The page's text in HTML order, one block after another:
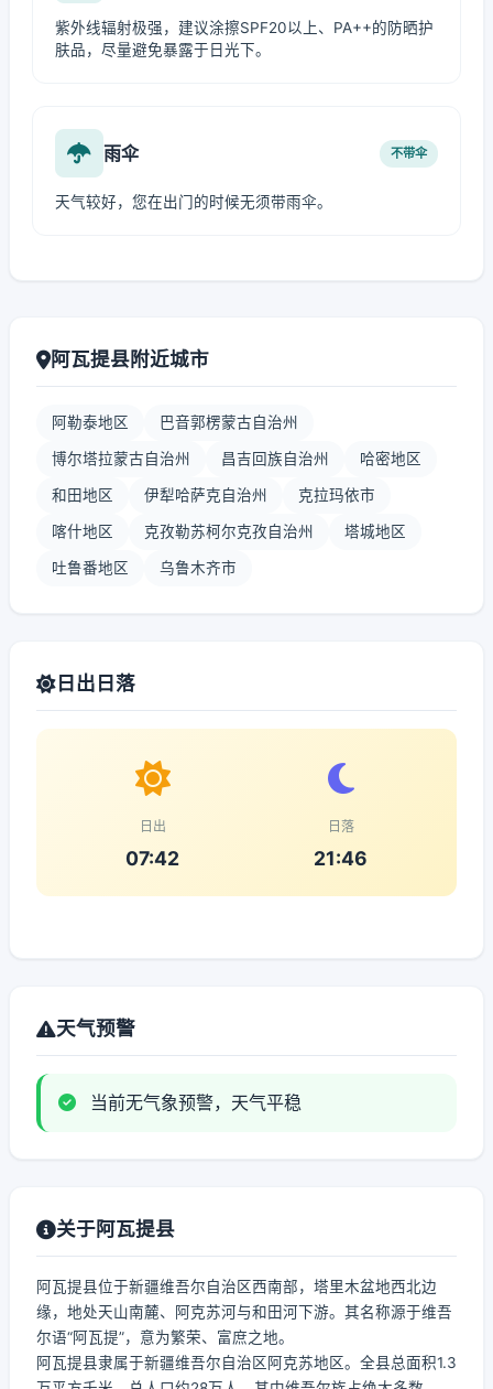
紫外线辐射极强，建议涂擦SPF20以上、PA++的防晒护
肤品，尽量避免暴露于日光下。
雨伞 不带伞
天气较好，您在出门的时候无须带雨伞。
阿瓦提县附近城市
阿勒泰地区 巴音郭楞蒙古自治州
博尔塔拉蒙古自治州 昌吉回族自治州 哈密地区
和田地区 伊犁哈萨克自治州 克拉玛依市
喀什地区 克孜勒苏柯尔克孜自治州 塔城地区
吐鲁番地区 乌鲁木齐市
日出日落
日出
07:42
日落
21:46
天气预警
当前无气象预警，天气平稳
关于阿瓦提县
阿瓦提县位于新疆维吾尔自治区西南部，塔里木盆地西北边
缘，地处天山南麓、阿克苏河与和田河下游。其名称源于维吾
尔语“阿瓦提”，意为繁荣、富庶之地。
阿瓦提县隶属于新疆维吾尔自治区阿克苏地区。全县总面积1.3